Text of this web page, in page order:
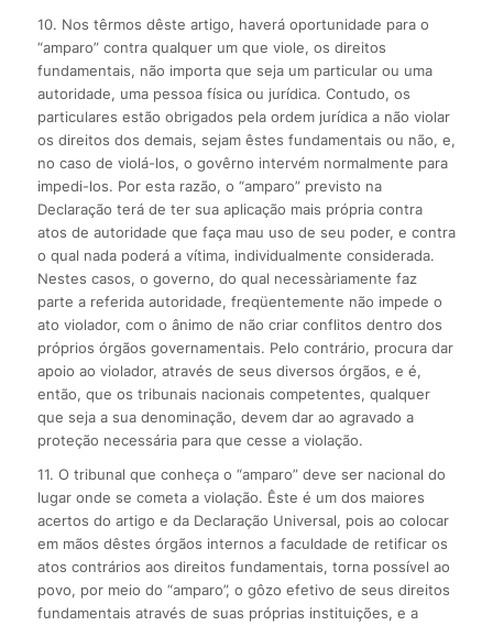
10. Nos têrmos dêste artigo, haverá oportunidade para o
“amparo” contra qualquer um que viole, os direitos
fundamentais, não importa que seja um particular ou uma
autoridade, uma pessoa física ou jurídica. Contudo, os
particulares estão obrigados pela ordem jurídica a não violar
os direitos dos demais, sejam êstes fundamentais ou não, e,
no caso de violá-los, o govêrno intervém normalmente para
impedi-los. Por esta razão, o “amparo” previsto na
Declaração terá de ter sua aplicação mais própria contra
atos de autoridade que faça mau uso de seu poder, e contra
o qual nada poderá a vítima, individualmente considerada.
Nestes casos, o governo, do qual necessàriamente faz
parte a referida autoridade, freqüentemente não impede o
ato violador, com o ânimo de não criar conflitos dentro dos
próprios órgãos governamentais. Pelo contrário, procura dar
apoio ao violador, através de seus diversos órgãos, e é,
então, que os tribunais nacionais competentes, qualquer
que seja a sua denominação, devem dar ao agravado a
proteção necessária para que cesse a violação.
11. O tribunal que conheça o “amparo” deve ser nacional do
lugar onde se cometa a violação. Êste é um dos maiores
acertos do artigo e da Declaração Universal, pois ao colocar
em mãos dêstes órgãos internos a faculdade de retificar os
atos contrários aos direitos fundamentais, torna possível ao
povo, por meio do “amparo”, o gôzo efetivo de seus direitos
fundamentais através de suas próprias instituições, e a